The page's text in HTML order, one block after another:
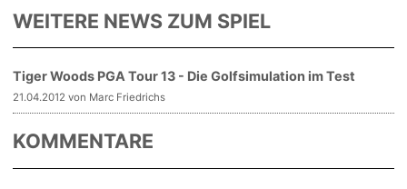
WEITERE NEWS ZUM SPIEL
Tiger Woods PGA Tour 13 - Die Golfsimulation im Test
21.04.2012 von Marc Friedrichs
KOMMENTARE